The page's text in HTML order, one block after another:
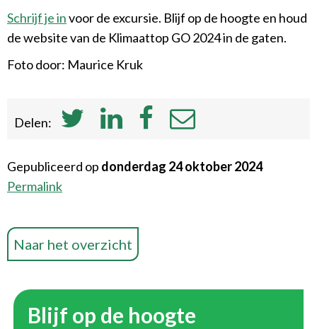
Schrijf je invoor de excursie. Blijf op de hoogte en houd
de website van de Klimaattop GO 2024 in de gaten.
Foto door: Maurice Kruk
Delen:
Gepubliceerd op donderdag 24 oktober 2024
Permalink
Naar het overzicht
Blijf op de hoogte